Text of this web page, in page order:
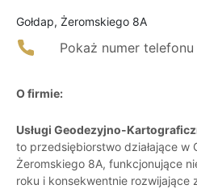
Gołdap, Żeromskiego 8A
Pokaż numer telefonu
O firmie:
Usługi Geodezyjno-
to przedsiębiorstwo działające w
Żeromskiego 8A, funkcjonujące
roku i konsekwentnie rozwijające